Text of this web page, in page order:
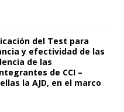
del Test para
y efectividad de las
de las
de CCI –
la AJD, en el marco